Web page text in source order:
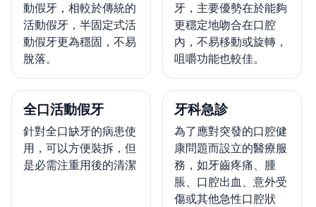
動假牙，相較於傳統的
活動假牙，半固定式活
動假牙更為穩固，不易
脫落。
牙，主要優勢在於能夠
更穩定地吻合在口腔
內，不易移動或旋轉，
咀嚼功能也較佳。
全口活動假牙
針對全口缺牙的病患使
用，可以方便裝拆，但
是必需注重用後的清潔
牙科急診
為了應對突發的口腔健
康問題而設立的醫療服
務，如牙齒疼痛、腫
脹、口腔出血、意外受
傷或其他急性口腔狀